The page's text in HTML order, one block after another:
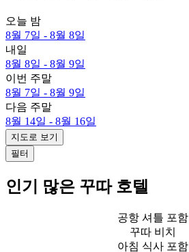
오늘 밤
8월 7일 - 8월 8일
내일
8월 8일 - 8월 9일
이번 주말
8월 7일 - 8월 9일
다음 주말
8월 14일 - 8월 16일
지도로 보기
필터
인기 많은 꾸따 호텔
공항 셔틀 포함
꾸따 비치
아침 식사 포함